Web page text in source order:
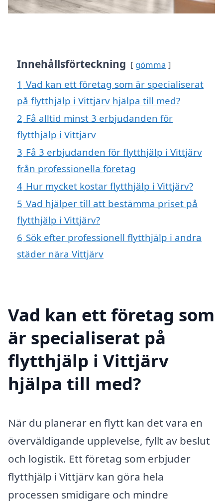
Innehållsförteckning gömma
1 Vad kan ett företag som är specialiserat
på flytthjälp i Vittjärv hjälpa till med?
2 Få alltid minst 3 erbjudanden för
flytthjälp i Vittjärv
3 Få 3 erbjudanden för flytthjälp i Vittjärv
från professionella företag
4 Hur mycket kostar flytthjälp i Vittjärv?
5 Vad hjälper till att bestämma priset på
flytthjälp i Vittjärv?
6 Sök efter professionell flytthjälp i andra
städer nära Vittjärv
Vad kan ett företag som
är specialiserat på
flytthjälp i Vittjärv
hjälpa till med?
När du planerar en flytt kan det vara en
överväldigande upplevelse, fyllt av beslut
och logistik. Ett företag som erbjuder
flytthjälp i Vittjärv kan göra hela
processen smidigare och mindre